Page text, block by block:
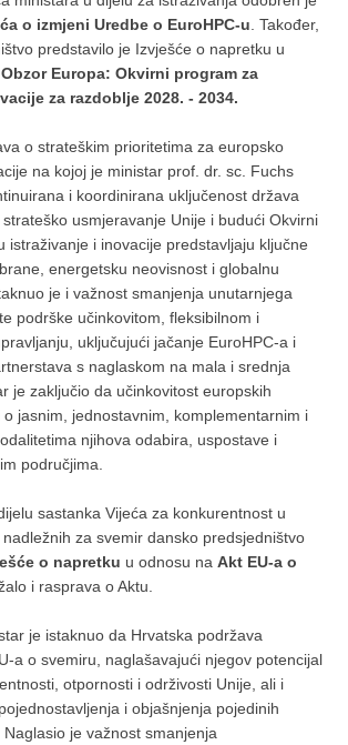
o izmjeni Uredbe o EuroHPC-u . Također,
predstavilo je Izvješće o napretku u
Europa: Okvirni program za
za razdoblje 2028. - 2034.
o strateškim prioritetima za europsko
na kojoj je ministar prof. dr. sc. Fuchs
i koordinirana uključenost država
usmjeravanje Unije i budući Okvirni
istraživanje i inovacije predstavljaju ključne
energetsku neovisnost i globalnu
je i važnost smanjenja unutarnjega
podrške učinkovitom, fleksibilnom i
uključujući jačanje EuroHPC-a i
s naglaskom na mala i srednja
je zaključio da učinkovitost europskih
jasnim, jednostavnim, komplementarnim i
njihova odabira, uspostave i
područjima.
sastanka Vijeća za konkurentnost u
za svemir dansko predsjedništvo
o napretku u odnosu naAkt EU-a o
i rasprava o Aktu.
je istaknuo da Hrvatska podržava
a o svemiru, naglašavajući njegov potencijal
otpornosti i održivosti Unije, ali i
i objašnjenja pojedinih
je važnost smanjenja